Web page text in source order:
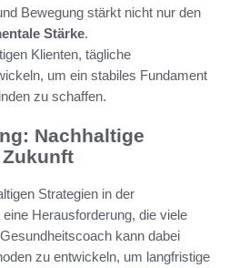
Bewegung stärkt nicht nur den
Stärke.
Klienten, tägliche
um ein stabiles Fundament
zu schaffen.
Nachhaltige
Strategien in der
eine Herausforderung, die viele
kann dabei
zu entwickeln, um langfristige